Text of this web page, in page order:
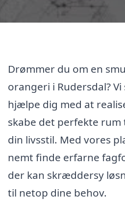
Drømmer du om en
orangeri i Rudersdal?
hjælpe dig med at
skabe det perfekte
din livsstil. Med vores
nemt finde erfarne
der kan skræddersy
til netop dine behov.